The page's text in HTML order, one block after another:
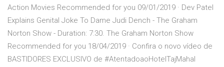
Action Movies Recommended for you 09/01/2019 · Dev Patel
Explains Genital Joke To Dame Judi Dench - The Graham
Norton Show - Duration: 7:30. The Graham Norton Show
Recommended for you 18/04/2019 · Confira o novo vídeo de
BASTIDORES EXCLUSIVO de #AtentadoaoHotelTajMahal